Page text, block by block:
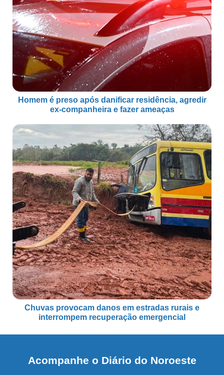
Homem é preso após danificar residência, agredir
ex-companheira e fazer ameaças
Chuvas provocam danos em estradas rurais e
interrompem recuperação emergencial
Acompanhe o Diário do Noroeste